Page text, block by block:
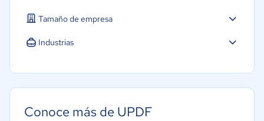
Tamaño de empresa
Industrias
Conoce más de UPDF